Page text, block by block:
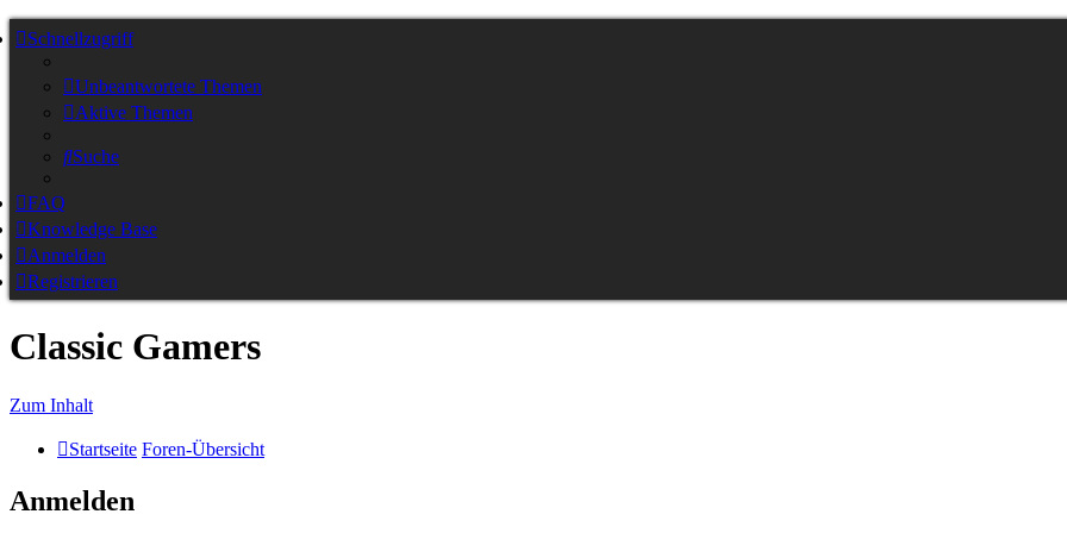
Schnellzugriff
Unbeantwortete Themen
Aktive Themen
Suche
FAQ
Knowledge Base
Anmelden
Registrieren
Classic Gamers
Zum Inhalt
Startseite Foren-Übersicht
Anmelden